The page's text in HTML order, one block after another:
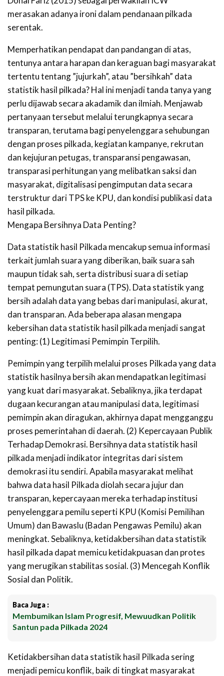
merasakan adanya ironi dalam pendanaan pilkada
serentak.
Memperhatikan pendapat dan pandangan di atas,
tentunya antara harapan dan keraguan bagi masyarakat
tertentu tentang ”jujurkah”, atau ”bersihkah” data
statistik hasil pilkada? Hal ini menjadi tanda tanya yang
perlu dijawab secara akadamik dan ilmiah. Menjawab
pertanyaan tersebut melalui terungkapnya secara
transparan, terutama bagi penyelenggara sehubungan
dengan proses pilkada, kegiatan kampanye, rekrutan
dan kejujuran petugas, transparansi pengawasan,
transparasi perhitungan yang melibatkan saksi dan
masyarakat, digitalisasi pengimputan data secara
terstruktur dari TPS ke KPU, dan kondisi publikasi data
hasil pilkada.
Mengapa Bersihnya Data Penting?
Data statistik hasil Pilkada mencakup semua informasi
terkait jumlah suara yang diberikan, baik suara sah
maupun tidak sah, serta distribusi suara di setiap
tempat pemungutan suara (TPS). Data statistik yang
bersih adalah data yang bebas dari manipulasi, akurat,
dan transparan. Ada beberapa alasan mengapa
kebersihan data statistik hasil pilkada menjadi sangat
penting: (1) Legitimasi Pemimpin Terpilih.
Pemimpin yang terpilih melalui proses Pilkada yang data
statistik hasilnya bersih akan mendapatkan legitimasi
yang kuat dari masyarakat. Sebaliknya, jika terdapat
dugaan kecurangan atau manipulasi data, legitimasi
pemimpin akan diragukan, akhirnya dapat mengganggu
proses pemerintahan di daerah. (2) Kepercayaan Publik
Terhadap Demokrasi. Bersihnya data statistik hasil
pilkada menjadi indikator integritas dari sistem
demokrasi itu sendiri. Apabila masyarakat melihat
bahwa data hasil Pilkada diolah secara jujur dan
transparan, kepercayaan mereka terhadap institusi
penyelenggara pemilu seperti KPU (Komisi Pemilihan
Umum) dan Bawaslu (Badan Pengawas Pemilu) akan
meningkat. Sebaliknya, ketidakbersihan data statistik
hasil pilkada dapat memicu ketidakpuasan dan protes
yang merugikan stabilitas sosial. (3) Mencegah Konflik
Sosial dan Politik.
Baca Juga :
Membumikan Islam Progresif, Mewuudkan Politik
Santun pada Pilkada 2024
Ketidakbersihan data statistik hasil Pilkada sering
menjadi pemicu konflik, baik di tingkat masyarakat